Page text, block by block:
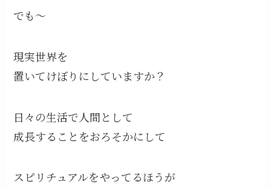
でも〜
現実世界を
置いてけぼりにしていますか？
日々の生活で人間として
成長することをおろそかにして
スピリチュアルをやってるほうが